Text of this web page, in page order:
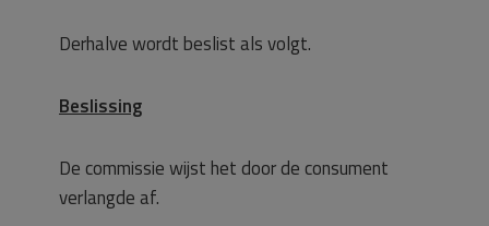
Derhalve wordt beslist als volgt.
Beslissing
De commissie wijst het door de consument
verlangde af.